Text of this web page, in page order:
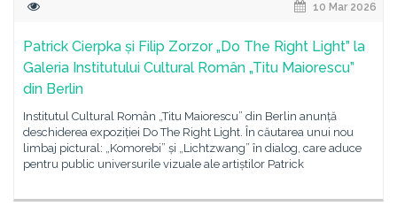
10 Mar 2026
Patrick Cierpka și Filip Zorzor „Do The Right Light” la
Galeria Institutului Cultural Român „Titu Maiorescu”
din Berlin
Institutul Cultural Român „Titu Maiorescu” din Berlin anunță
deschiderea expoziției Do The Right Light. În căutarea unui nou
limbaj pictural: „Komorebi” și „Lichtzwang” în dialog, care aduce
pentru public universurile vizuale ale artiștilor Patrick